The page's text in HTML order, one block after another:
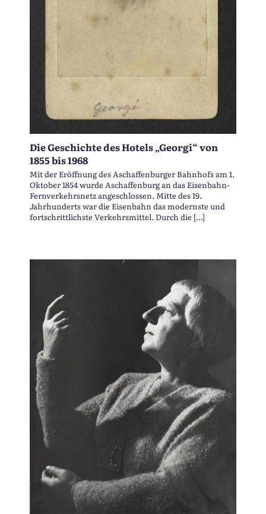
Die Geschichte des Hotels „Georgi“ von
1855 bis 1968
Mit der Eröffnung des Aschaffenburger Bahnhofs am 1.
Oktober 1854 wurde Aschaffenburg an das Eisenbahn-
Fernverkehrsnetz angeschlossen. Mitte des 19.
Jahrhunderts war die Eisenbahn das modernste und
fortschrittlichste Verkehrsmittel. Durch die […]